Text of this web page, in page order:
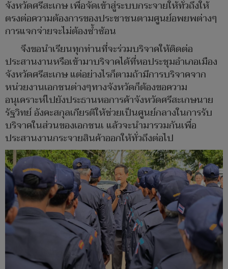
จังหวัดศรีสะเกษ เพื่อจัดเข้าสู่ระบบกระจายให้ทั่วถึงให้
ตรงต่อความต้องการของประชาชนตามศูนย์อพยพต่างๆ
การแจกจ่ายจะไม่ต้องซ้ำซ้อน
จึงขอนำเรียนทุกท่านที่จะร่วมบริจาคให้ติดต่อ
ประสานงานหรือเข้ามาบริจาคได้ที่หอประชุมอำเภอเมือง
จังหวัดศรีสะเกษ แต่อย่างไรก็ตามถ้ามีการบริจาคจาก
หน่วยงานเอกชนต่างๆทางจังหวัดก็ต้องขอความ
อนุเคราะห์ไปยังประธานหอการค้าจังหวัดศรีสะเกษนาย
รัฐวิทย์ อังคะสกุลเกียรติให้ช่วยเป็นศูนย์กลางในการรับ
บริจาคในส่วนของเอกชนเ แล้วจะนำมารวมกันเพื่อ
ประสานงานกระจายสินค้าออกให้ทั่วถึงต่อไป